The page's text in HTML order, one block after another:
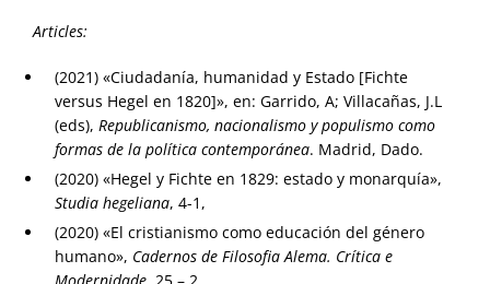
Articles:
(2021) «Ciudadanía, humanidad y Estado [Fichte
versus Hegel en 1820]», en: Garrido, A; Villacañas, J.L
(eds), Republicanismo, nacionalismo y populismo como
formas de la política contemporánea. Madrid, Dado.
(2020) «Hegel y Fichte en 1829: estado y monarquía»,
Studia hegeliana, 4-1,
(2020) «El cristianismo como educación del género
humano», Cadernos de Filosofia Alema. Crítica e